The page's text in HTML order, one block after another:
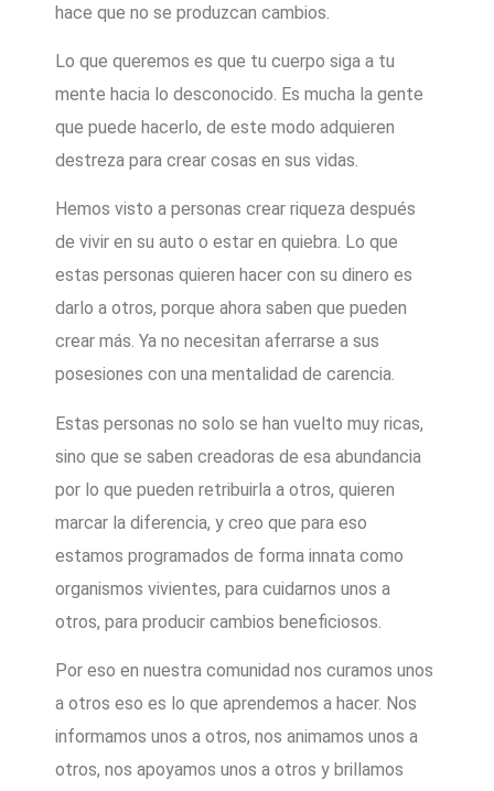
hace que no se produzcan cambios.
Lo que queremos es que tu cuerpo siga a tu
mente hacia lo desconocido. Es mucha la gente
que puede hacerlo, de este modo adquieren
destreza para crear cosas en sus vidas.
Hemos visto a personas crear riqueza después
de vivir en su auto o estar en quiebra. Lo que
estas personas quieren hacer con su dinero es
darlo a otros, porque ahora saben que pueden
crear más. Ya no necesitan aferrarse a sus
posesiones con una mentalidad de carencia.
Estas personas no solo se han vuelto muy ricas,
sino que se saben creadoras de esa abundancia
por lo que pueden retribuirla a otros, quieren
marcar la diferencia, y creo que para eso
estamos programados de forma innata como
organismos vivientes, para cuidarnos unos a
otros, para producir cambios beneficiosos.
Por eso en nuestra comunidad nos curamos unos
a otros eso es lo que aprendemos a hacer. Nos
informamos unos a otros, nos animamos unos a
otros, nos apoyamos unos a otros y brillamos